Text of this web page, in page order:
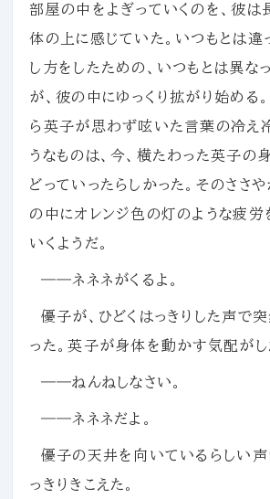
部屋の中をよぎっていくのを、彼は
体の上に感じていた。いつもとは違
し方をしたための、いつもとは異な
が、彼の中にゆっくり拡がり始める
ら英子が思わず呟いた言葉の冷え
うなものは、今、横たわった英子の
どっていったらしかった。そのささ
の中にオレンジ色の灯のような疲労
いくようだ。
――ネネネがくるよ。
優子が、ひどくはっきりした声で
った。英子が身体を動かす気配がし
――ねんねしなさい。
――ネネネだよ。
優子の天井を向いているらしい声
っきりきこえた。